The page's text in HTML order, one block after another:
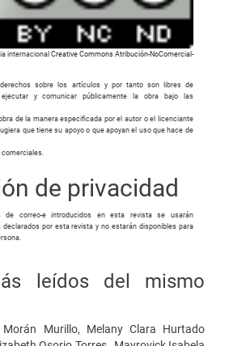
internacionalCreative Commons Atribución-NoComercial-
sobre los artículos y por tanto son libres de
ejecutar y comunicar públicamente la obra bajo las
de la manera especificada por el autor o el licenciante
que tiene su apoyo o que apoyan el uso que hace de
de privacidad
de correo-e introducidos en esta revista se usarán
por esta revista y no estarán disponibles para
leídos del mismo
Murillo, Melany Clara Hurtado